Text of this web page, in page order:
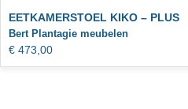
EETKAMERSTOEL KIKO – PLUS
Bert Plantagie meubelen
€ 473,00